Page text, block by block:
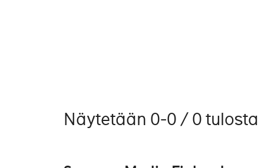
Näytetään 0-0 / 0 tulosta